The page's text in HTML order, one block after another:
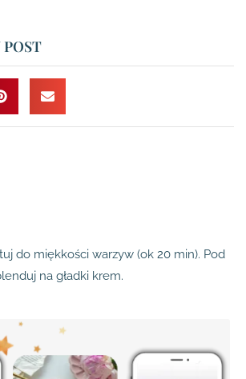
do miękkości warzyw (ok 20 min). Pod
na gładki krem.